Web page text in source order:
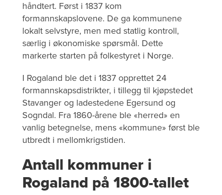
håndtert. Først i 1837 kom
formannskapslovene. De ga kommunene
lokalt selvstyre, men med statlig kontroll,
særlig i økonomiske spørsmål. Dette
markerte starten på folkestyret i Norge.
I Rogaland ble det i 1837 opprettet 24
formannskapsdistrikter, i tillegg til kjøpstedet
Stavanger og ladestedene Egersund og
Sogndal. Fra 1860-årene ble «herred» en
vanlig betegnelse, mens «kommune» først ble
utbredt i mellomkrigstiden.
Antall kommuner i
Rogaland på 1800-tallet